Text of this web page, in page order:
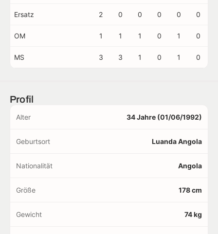
Ersatz 2 0 0 0 0 0
OM 1 1 1 0 1 0
MS 3 3 1 0 1 0
Profil
Alter 34 Jahre (01/06/1992)
Geburtsort Luanda Angola
Nationalität Angola
Größe 178 cm
Gewicht 74 kg